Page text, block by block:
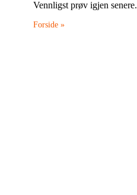
Vennligst prøv igjen senere.
Forside »